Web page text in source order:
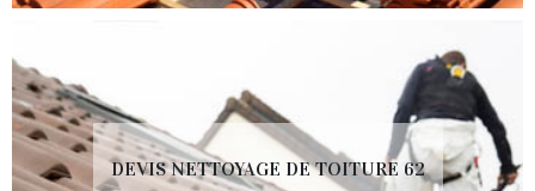
DEVIS NETTOYAGE DE TOITURE 62